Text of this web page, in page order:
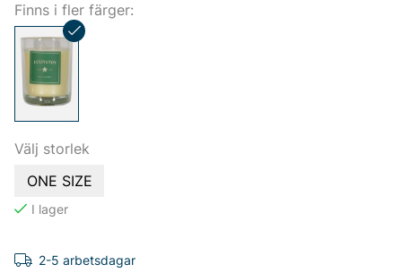
Finns i fler färger:
Välj storlek
ONE SIZE
2-5 arbetsdagar